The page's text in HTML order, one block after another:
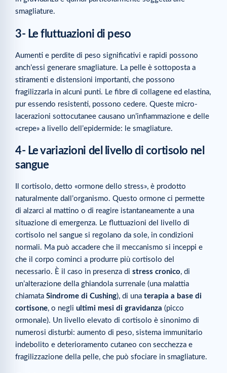
smagliature.
3- Le fluttuazioni di peso
Aumenti e perdite di peso significativi e rapidi possono
anch’essi generare smagliature. La pelle è sottoposta a
stiramenti e distensioni importanti, che possono
fragilizzarla in alcuni punti. Le fibre di collagene ed elastina,
pur essendo resistenti, possono cedere. Queste micro-
lacerazioni sottocutanee causano un’infiammazione e delle
«crepe» a livello dell’epidermide: le smagliature.
4- Le variazioni del livello di cortisolo nel
sangue
Il cortisolo, detto «ormone dello stress», è prodotto
naturalmente dall’organismo. Questo ormone ci permette
di alzarci al mattino o di reagire istantaneamente a una
situazione di emergenza. Le fluttuazioni del livello di
cortisolo nel sangue si regolano da sole, in condizioni
normali. Ma può accadere che il meccanismo si inceppi e
che il corpo cominci a produrre più cortisolo del
necessario. È il caso in presenza di stress cronico, di
un’alterazione della ghiandola surrenale (una malattia
chiamata Sindrome di Cushing), di una terapia a base di
cortisone, o negli ultimi mesi di gravidanza (picco
ormonale). Un livello elevato di cortisolo è sinonimo di
numerosi disturbi: aumento di peso, sistema immunitario
indebolito e deterioramento cutaneo con secchezza e
fragilizzazione della pelle, che può sfociare in smagliature.